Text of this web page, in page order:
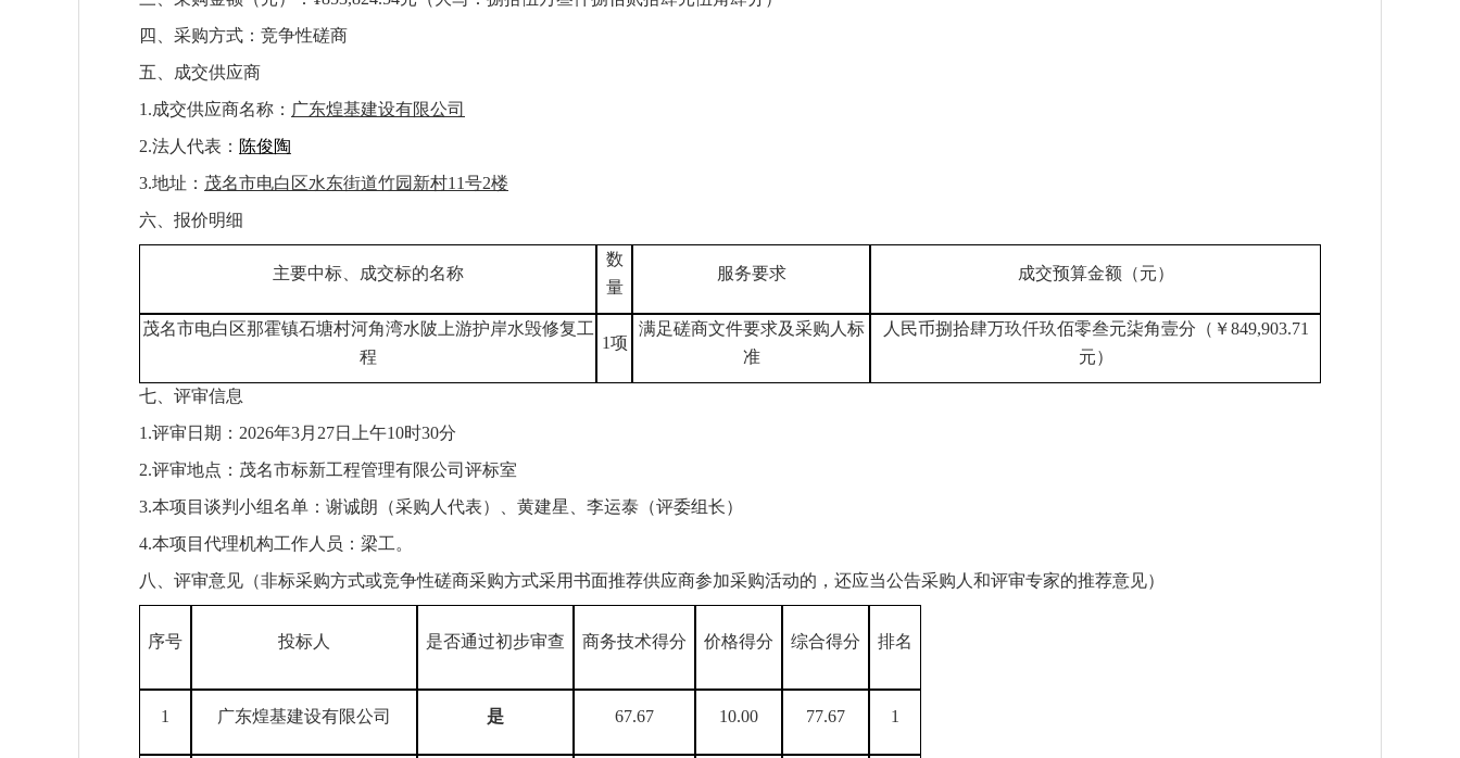
四、采购方式：竞争性磋商
五、
成交供应商
1 .成交供应商名称 ： 广东煌基建设有限公司
2.法人代表 ： 陈俊陶
3.地址 ： 茂名市电白区水东街道竹园新村11号2楼
六、报价明细
主要中标、成交标的名称
数
量
服务要求 成交预算金额（元）
茂名市电白区那霍镇石塘村河角湾水陂上游护岸水毁修复工
程
1项
满足磋商文件要求及采购人 标
准
人民币捌拾肆万玖仟玖佰零叁元柒角壹分（￥849,903.71
元）
七、 评审信息
1.评审日期： 2026年3月27日上午10时30分
2.评审地点： 茂名市标新工程管理有限公司 评标室
3.本项目谈判小组名单： 谢诚朗（采购人代表）、黄建星、李运泰 （评委组长）
4.本项目代理机构工作人员： 梁工 。
八
、评审意见（非标采购方式或竞争性磋商采购方式采用书面推荐供应商参加采购活动的，还应当公告采购人和评审专家的推荐意见）
序号 投标人 是否通过初步审查 商务技术得分 价格得分 综合得分 排名
1 广东煌基建设有限公司 是 67.67 10.00 77.67 1